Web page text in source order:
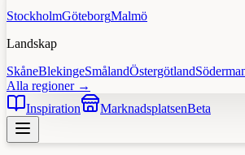
StockholmGöteborgMalmö
Landskap
SkåneBlekingeSmålandÖstergötland
Alla regioner →
Inspiration
MarknadsplatsenBeta